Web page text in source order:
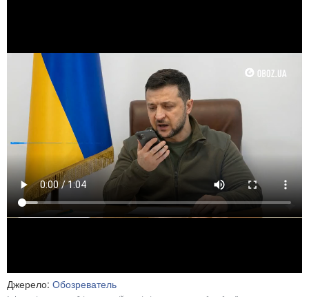
Джерело: Обозреватель